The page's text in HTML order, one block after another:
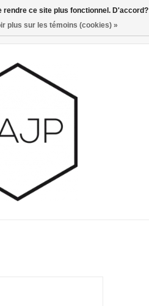
0 Articles - €0,00
rendre ce site plus fonctionnel. D'accord?
plus sur les témoins (cookies) »